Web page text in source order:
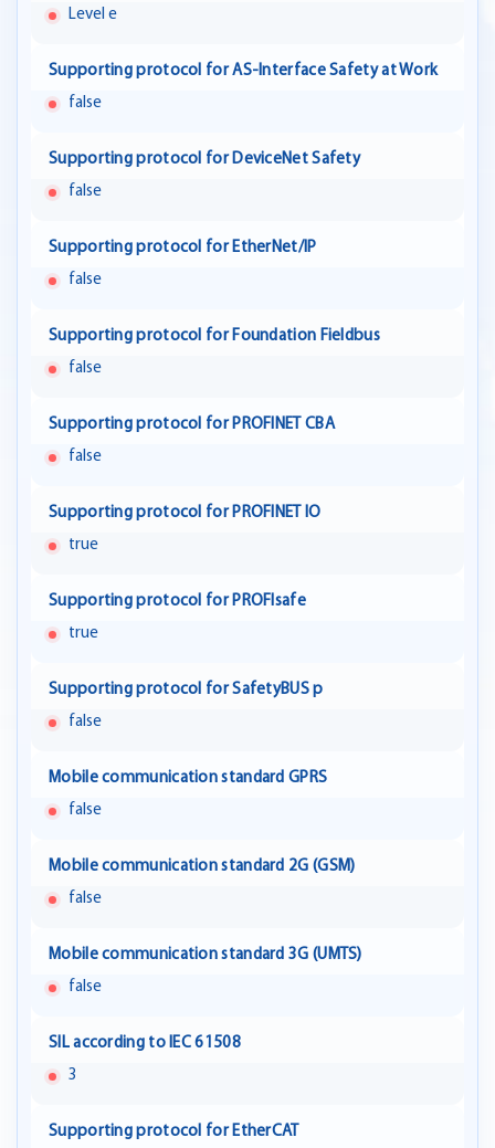
Level e
Supporting protocol for AS-Interface Safety at Work
false
Supporting protocol for DeviceNet Safety
false
Supporting protocol for EtherNet/IP
false
Supporting protocol for Foundation Fieldbus
false
Supporting protocol for PROFINET CBA
false
Supporting protocol for PROFINET IO
true
Supporting protocol for PROFIsafe
true
Supporting protocol for SafetyBUS p
false
Mobile communication standard GPRS
false
Mobile communication standard 2G (GSM)
false
Mobile communication standard 3G (UMTS)
false
SIL according to IEC 61508
3
Supporting protocol for EtherCAT